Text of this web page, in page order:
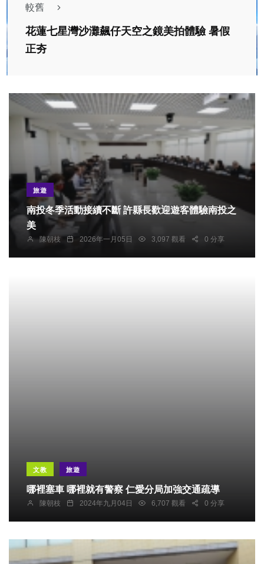
較舊
花蓮七星灣沙灘飆仔天空之鏡美拍體驗 暑假
正夯
旅遊
南投冬季活動接續不斷 許縣長歡迎遊客體驗南投之
美
陳朝枝 2026年一月05日 3,097 觀看 0 分享
文教 旅遊
哪裡塞車 哪裡就有警察 仁愛分局加強交通疏導
陳朝枝 2024年九月04日 6,707 觀看 0 分享